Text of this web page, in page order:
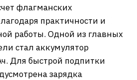
флагманских
практичности и
работы. Одной из главных
стал аккумулятор
Для быстрой подпитки
зарядка